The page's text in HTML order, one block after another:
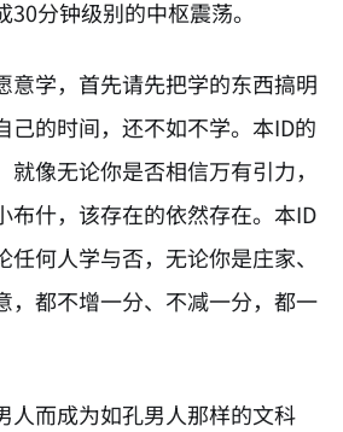
分钟级别的中枢震荡。
意学，首先请先把学的东西搞明
己的时间，还不如不学。本ID的
像无论你是否相信万有引力，
布什，该存在的依然存在。本ID
何人学与否，无论你是庄家、
，都不增一分、不减一分，都一
人而成为如孔男人那样的文科